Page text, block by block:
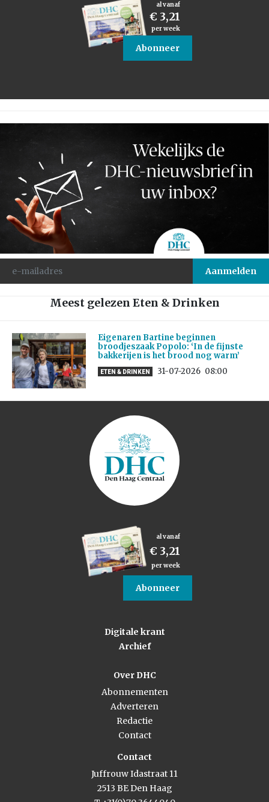
al vanaf
€ 3,21
per week
Abonneer
Meest gelezen Eten & Drinken
Eigenaren Bartine beginnen
broodjeszaak Popolo: ‘In de fijnste
bakkerijen is het brood nog warm’
ETEN & DRINKEN 31-07-2026 08:00
al vanaf
€ 3,21
per week
Abonneer
Digitale krant
Archief
Over DHC
Abonnementen
Adverteren
Redactie
Contact
Contact
Juffrouw Idastraat 11
2513 BE Den Haag